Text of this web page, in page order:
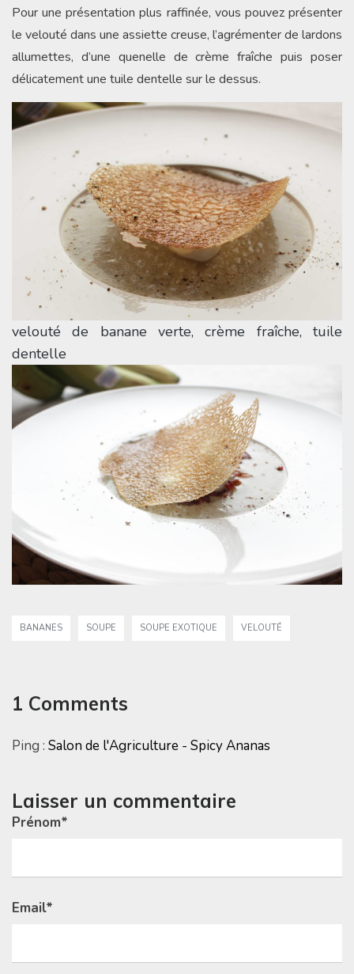
Pour une présentation plus raffinée, vous pouvez présenter
le velouté dans une assiette creuse, l’agrémenter de lardons
allumettes, d’une quenelle de crème fraîche puis poser
délicatement une tuile dentelle sur le dessus.
velouté de banane verte, crème fraîche, tuile
dentelle
BANANES SOUPE SOUPE EXOTIQUE VELOUTÉ
1 Comments
Ping : Salon de l'Agriculture - Spicy Ananas
Laisser un commentaire
Prénom*
Email*